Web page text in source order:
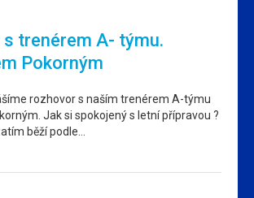
s trenérem A- týmu.
Pokorným
rozhovor s naším trenérem A-týmu
Jak si spokojený s letní přípravou ?
běží podle…